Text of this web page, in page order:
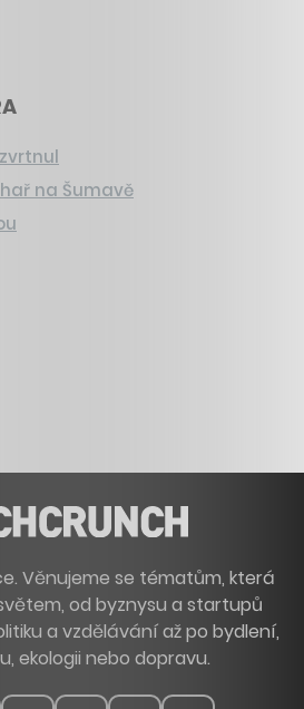
na Šumavě
Věnujeme se tématům, která
od byznysu a startupů
a vzdělávání až po bydlení,
ekologii nebo dopravu.